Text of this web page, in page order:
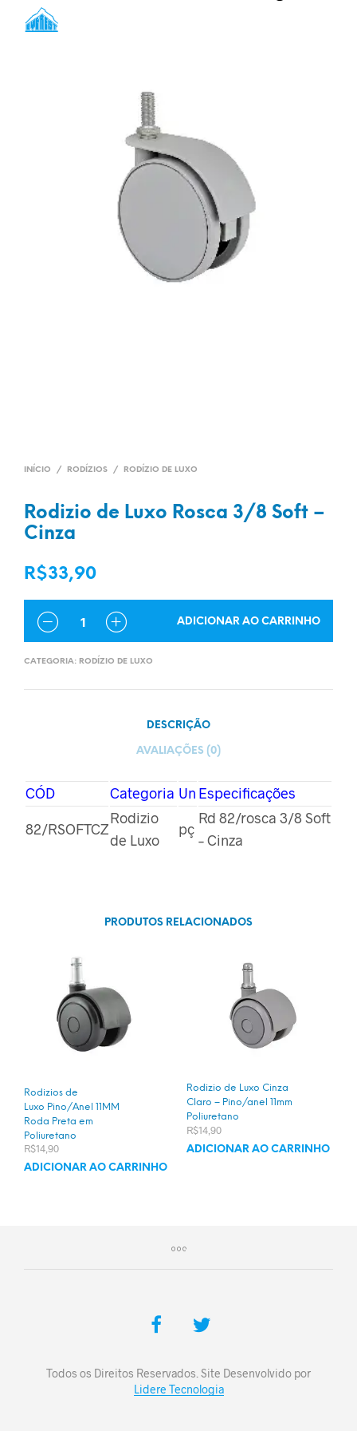
INÍCIO / RODÍZIOS / RODÍZIO DE LUXO
Rodizio de Luxo Rosca 3/8 Soft –
Cinza
R$33,90
QUANTIDADE
ADICIONAR AO CARRINHO
CATEGORIA: RODÍZIO DE LUXO
DESCRIÇÃO
AVALIAÇÕES (0)
CÓD Categoria Un Especificações
82/RSOFTCZ
Rodizio
de Luxo
pç
Rd 82/rosca 3/8 Soft
– Cinza
PRODUTOS RELACIONADOS
Rodizios de
Luxo Pino/Anel 11MM
Roda Preta em
Poliuretano
R$14,90
ADICIONAR AO CARRINHO
Rodizio de Luxo Cinza
Claro – Pino/anel 11mm
Poliuretano
R$14,90
ADICIONAR AO CARRINHO
Todos os Direitos Reservados. Site Desenvolvido por
Lidere Tecnologia